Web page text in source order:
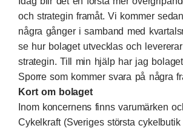
och strategin framåt. Vi kommer
några gånger i samband med
se hur bolaget utvecklas och
strategin. Till min hjälp har jag
Sporre som kommer svara på några
Kort om bolaget
Inom koncernens finns varumärken
Cykelkraft (Sveriges största cykelbutik